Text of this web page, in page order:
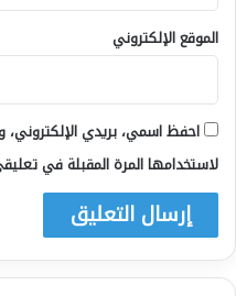
الموقع الإلكتروني
احفظ اسمي، بريدي الإلكتروني،
لاستخدامها المرة المقبلة في